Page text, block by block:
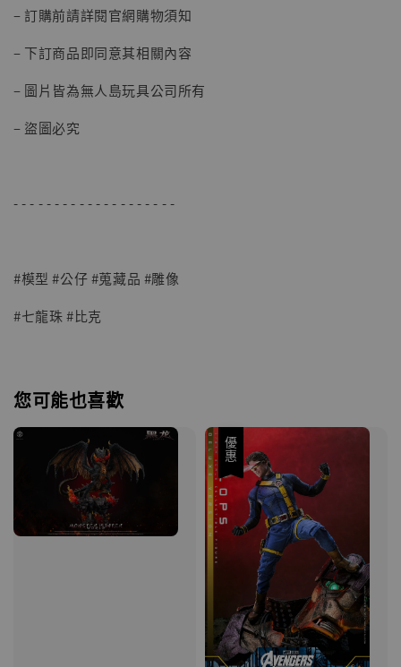
子彈飛 鵝城縣長 張麻子 [BK01]
NT$ 4,980
NT$ 5,300
- +
加入購物車
– 訂購前請詳閱官網購物須知
– 下訂商品即同意其相關內容
– 圖片皆為無人島玩具公司所有
– 盜圖必究
- - - - - - - - - - - - - - - - - - - -
#模型 #公仔 #蒐藏品 #雕像
#七龍珠 #比克
您可能也喜歡
優惠